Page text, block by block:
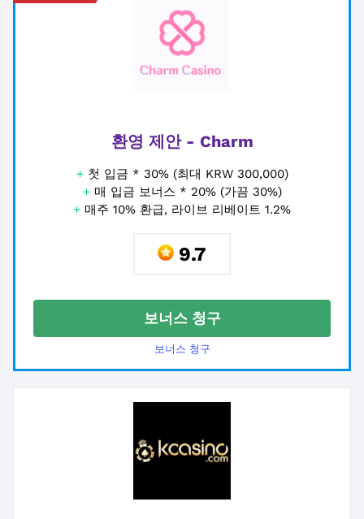
환영 제안 - Charm
+ 첫 입금 * 30% (최대 KRW 300,000)
+ 매 입금 보너스 * 20% (가끔 30%)
+ 매주 10% 환급, 라이브 리베이트 1.2%
9.7
보너스 청구
보너스 청구